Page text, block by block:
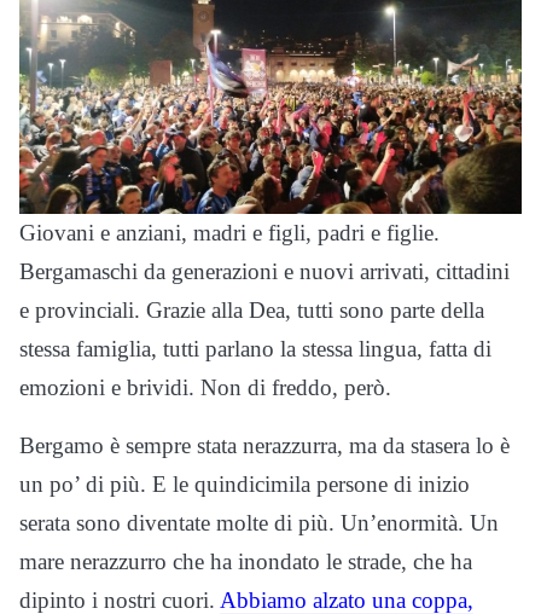
Giovani e anziani, madri e figli, padri e figlie.
Bergamaschi da generazioni e nuovi arrivati, cittadini
e provinciali. Grazie alla Dea, tutti sono parte della
stessa famiglia, tutti parlano la stessa lingua, fatta di
emozioni e brividi. Non di freddo, però.
Bergamo è sempre stata nerazzurra, ma da stasera lo è
un po’ di più. E le quindicimila persone di inizio
serata sono diventate molte di più. Un’enormità. Un
mare nerazzurro che ha inondato le strade, che ha
dipinto i nostri cuori. Abbiamo alzato una coppa,